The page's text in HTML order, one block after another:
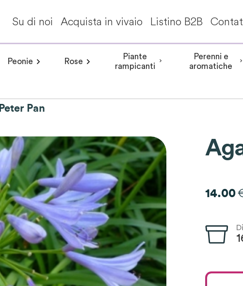
Su di noi Acquista in vivaio Listino B2B
invernale
Conifere Piante da interni - Piante da
Arbusti a
Hydrangea aspera Hydrangea involucrataHydrangea
Frangipane pomeliaAceri giapponesi Alberi per climi miti
PeoniePeonia arbustiva Peonia Erbacea Peonia Itoh
Rose Rosa rampicante Rosa cespuglio
Piante
rampicanti
Akebia Aristolochia
Perenni e
aromatiche
Pan
14.00